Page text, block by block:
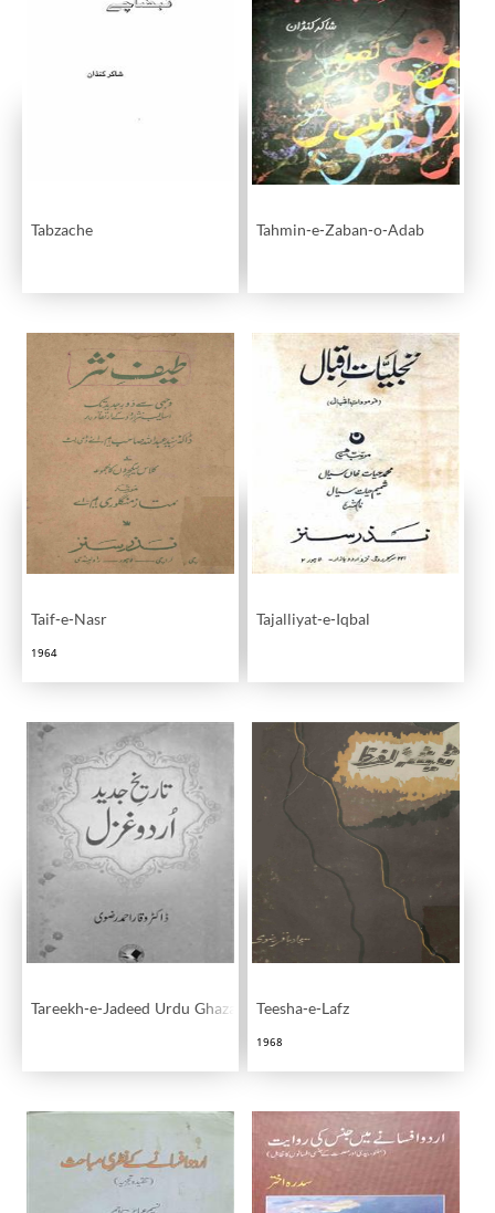
Tabzache Tahmin-e-Zaban-o-Adab
Taif-e-Nasr
1964
Tajalliyat-e-Iqbal
Tareekh-e-Jadeed Urdu Ghazal Teesha-e-Lafz
1968